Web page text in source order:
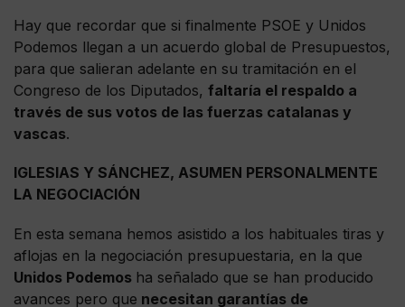
Hay que recordar que si finalmente PSOE y Unidos
Podemos llegan a un acuerdo global de Presupuestos,
para que salieran adelante en su tramitación en el
Congreso de los Diputados, faltaría el respaldo a
través de sus votos de las fuerzas catalanas y
vascas.
IGLESIAS Y SÁNCHEZ, ASUMEN PERSONALMENTE
LA NEGOCIACIÓN
En esta semana hemos asistido a los habituales tiras y
aflojas en la negociación presupuestaria, en la que
Unidos Podemos ha señalado que se han producido
avances pero que necesitan garantías de